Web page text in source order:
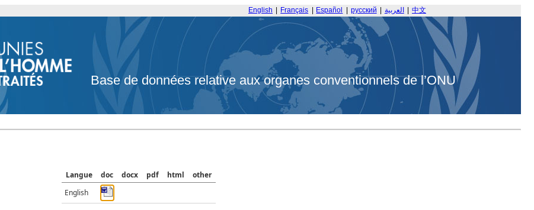
English Français Español русский العربية 中文
Base de données relative aux organes conventionnels de l’ONU
Langue doc docx pdf html
other
English